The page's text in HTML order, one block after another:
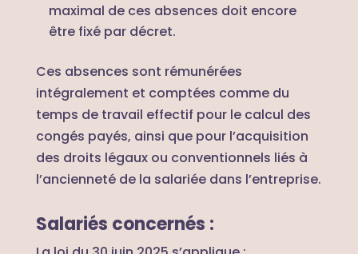
maximal de ces absences doit encore
être fixé par décret.
Ces absences sont rémunérées
intégralement et comptées comme du
temps de travail effectif pour le calcul des
congés payés, ainsi que pour l’acquisition
des droits légaux ou conventionnels liés à
l’ancienneté de la salariée dans l’entreprise.
Salariés concernés :